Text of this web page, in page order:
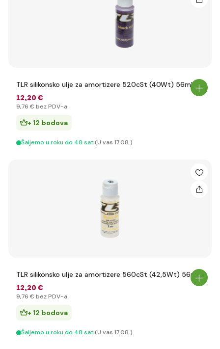
TLR silikonsko ulje za amortizere 520cSt (40Wt) 56ml
12,20 €
9,76 € bez PDV-a
+ 12 bodova
Šaljemo u roku do 48 sati(U vas 17.08.)
TLR silikonsko ulje za amortizere 560cSt (42,5Wt) 56ml
12,20 €
9,76 € bez PDV-a
+ 12 bodova
Šaljemo u roku do 48 sati(U vas 17.08.)